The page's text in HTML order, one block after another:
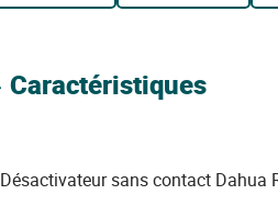
caractéristiques
Désactivateur sans contact Dahua